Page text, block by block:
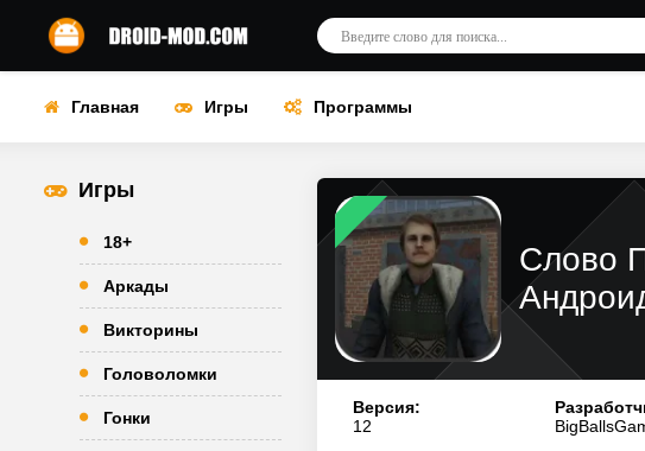
Главная Игры Программы
Игры
18+
Аркады
Викторины
Головоломки
Гонки
Слово
Версия:
12